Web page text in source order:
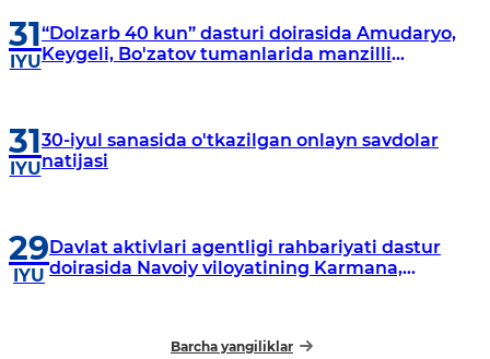
31
IYU
“Dolzarb 40 kun” dasturi doirasida Amudaryo,
Keygeli, Bo'zatov tumanlarida manzilli
31
IYU
30-iyul sanasida o'tkazilgan onlayn savdolar
natijasi
29
IYU
Davlat aktivlari agentligi rahbariyati dastur
doirasida Navoiy viloyatining Karmana,
Barcha yangiliklar